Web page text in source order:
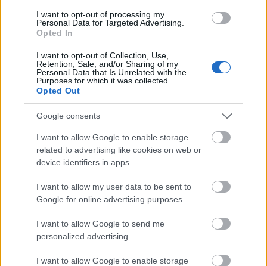
I want to opt-out of processing my
Personal Data for Targeted Advertising.
Opted In
I want to opt-out of Collection, Use,
Retention, Sale, and/or Sharing of my
Personal Data that Is Unrelated with the
Purposes for which it was collected.
Opted Out
Google consents
I want to allow Google to enable storage
related to advertising like cookies on web or
device identifiers in apps.
I want to allow my user data to be sent to
Google for online advertising purposes.
I want to allow Google to send me
personalized advertising.
I want to allow Google to enable storage
Színház színpadán is szerepelt mint a legendás
Rosencrantz és Guildenstern -előadás angol követe.
Aztán valamikor 2000 táján nekiállt cserepekből
katedrálist építeni. Elszegődött több folyóirathoz is
rendszeres kolumnistának. A legnagyobb élmény és
a legnagyobb csalódás egyaránt a Magyar
Narancsnál érte. A képromboló hetilapba megírta,
hogy neki valami nem stimmel ’56 történetével:
hogyan került ennyi fegyver néhány óra alatt civilek
kezébe... E véleménycikk közlését a lap elutasította.
Vigaszt ezután az ír irodalom népszerűsítése, a
Magyarországi James Joyce Társaság körüli
szervezkedés jelentett, amelynek örökös elnöke volt.
Töredezett, de hatalmas életmű maradt utána.
Talán lesz olyan tanítványa, aki mindent összegyűjt,
és sok kötetben megjelenteti az
e-t. Bárcsak
posztumusz taggá választaná őt a Digitális Irodalmi
Akadémia... Akkor közpénzen valósulna meg a
projekt.